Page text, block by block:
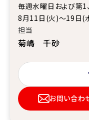
毎週水曜日および第
8月11日(火)～19日(
担当
菊嶋 千砂
お問い合わ